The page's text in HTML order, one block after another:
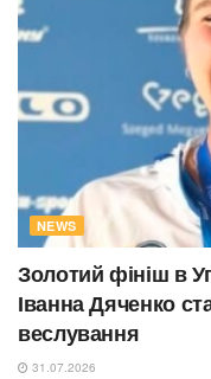
NEWS
Золотий фініш в
Іванна Дяченко
веслування
31.07.2026